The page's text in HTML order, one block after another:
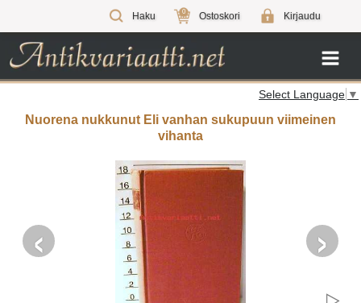
Haku 0 Ostoskori Kirjaudu
Select Language ▼
Nuorena nukkunut Eli vanhan sukupuun viimeinen
vihanta
‹ ›